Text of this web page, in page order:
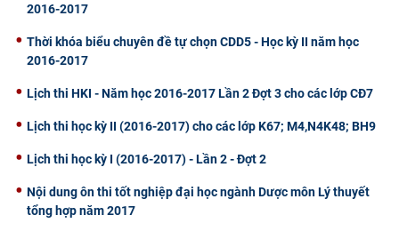
2016-2017
Thời khóa biểu chuyên đề tự chọn CDD5 - Học kỳ II năm học
2016-2017
Lịch thi HKI - Năm học 2016-2017 Lần 2 Đợt 3 cho các lớp CĐ7
Lịch thi học kỳ II (2016-2017) cho các lớp K67; M4,N4K48; BH9
Lịch thi học kỳ I (2016-2017) - Lần 2 - Đợt 2
Nội dung ôn thi tốt nghiệp đại học ngành Dược môn Lý thuyết
tổng hợp năm 2017